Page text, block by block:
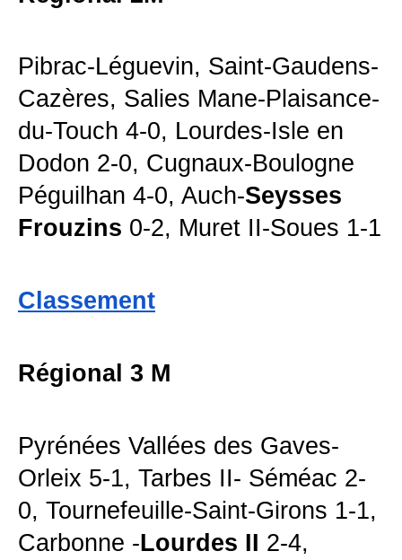
Pibrac-Léguevin, Saint-Gaudens-
Cazères, Salies Mane-Plaisance-
du-Touch 4-0, Lourdes-Isle en
Dodon 2-0, Cugnaux-Boulogne
Péguilhan 4-0, Auch-Seysses
Frouzins 0-2, Muret II-Soues 1-1
Classement
Régional 3 M
Pyrénées Vallées des Gaves-
Orleix 5-1, Tarbes II- Séméac 2-
0, Tournefeuille-Saint-Girons 1-1,
Carbonne -Lourdes II 2-4,